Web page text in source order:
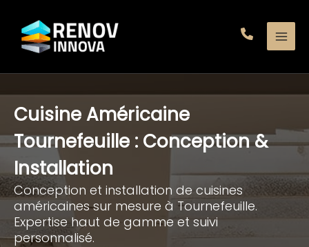
contenu
Cuisine Américaine
Tournefeuille : Conception &
Installation
Conception et installation de cuisines
américaines sur mesure à Tournefeuille.
Expertise haut de gamme et suivi
personnalisé.